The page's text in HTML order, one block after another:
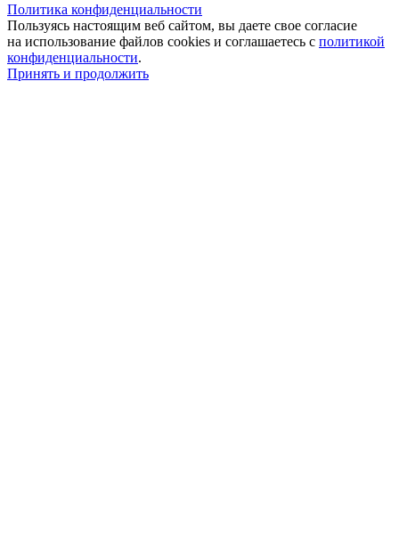
Политика конфиденциальности
Пользуясь настоящим веб сайтом, вы даете свое согласие
на использование файлов cookies и соглашаетесь с политикой
конфиденциальности.
Принять и продолжить